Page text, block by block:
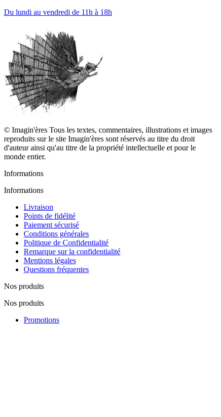
Du lundi au vendredi de 11h à 18h
© Imagin'ères Tous les textes, commentaires, illustrations et images
reproduits sur le site Imagin'ères sont réservés au titre du droit
d'auteur ainsi qu'au titre de la propriété intellectuelle et pour le
monde entier.
Informations
Informations
Livraison
Points de fidélité
Paiement sécurisé
Conditions générales
Politique de Confidentialité
Remarque sur la confidentialité
Mentions légales
Questions fréquentes
Nos produits
Nos produits
Promotions